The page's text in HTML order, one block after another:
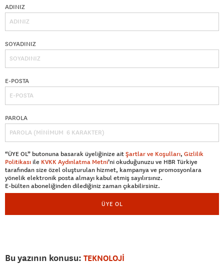
ADINIZ
SOYADINIZ
E-POSTA
PAROLA
“ÜYE OL” butonuna basarak üyeliğinize aitŞartlar ve Koşulları, Gizlilik
Politikası ile KVKK Aydınlatma Metni’ni okuduğunuzu ve HBR Türkiye
tarafından size özel oluşturulan hizmet, kampanya ve promosyonlara
yönelik elektronik posta almayı kabul etmiş sayılırsınız.
E-bülten aboneliğinden dilediğiniz zaman çıkabilirsiniz.
ÜYE OL
Bu yazının konusu: TEKNOLOJİ